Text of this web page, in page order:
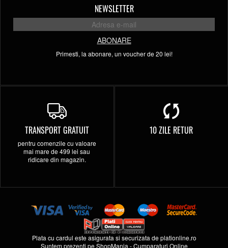
NEWSLETTER
ABONARE
Primesti, la abonare, un voucher de 20 lei!
TRANSPORT GRATUIT
pentru comenzile cu valoare
mai mare de 499 lei sau
ridicare din magazin.
10 ZILE RETUR
Plata cu cardul este asigurata si securizata deplationline.ro
Suntem prezenti peShopMania -Cumparaturi Online